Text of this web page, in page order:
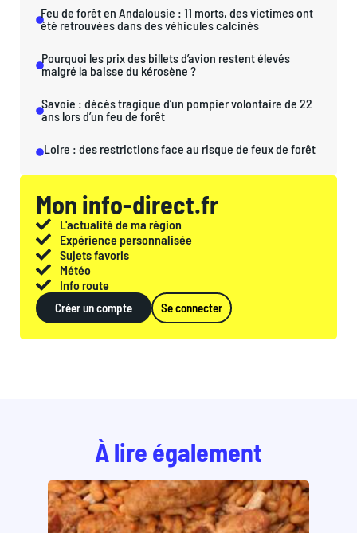
Feu de forêt en Andalousie : 11 morts, des victimes ont
été retrouvées dans des véhicules calcinés
Pourquoi les prix des billets d’avion restent élevés
malgré la baisse du kérosène ?
Savoie : décès tragique d’un pompier volontaire de 22
ans lors d’un feu de forêt
Loire : des restrictions face au risque de feux de forêt
Mon info-direct.fr
L'actualité de ma région
Expérience personnalisée
Sujets favoris
Météo
Info route
Créer un compte Se connecter
À lire également